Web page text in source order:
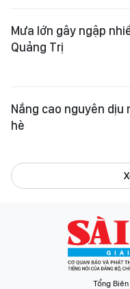
Mưa lớn gây ngập
Quảng Trị
Nắng cao nguyên dịu
hè
Tổng